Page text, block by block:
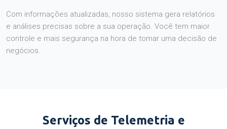
Com informações atualizadas, nosso sistema gera relatórios
e análises precisas sobre a sua operação. Você tem maior
controle e mais segurança na hora de tomar uma decisão de
negócios.
Serviços de Telemetria e